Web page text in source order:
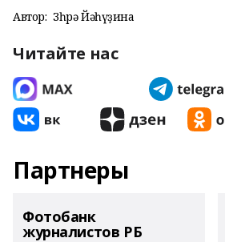
Автор: Зөһрә Йәһүҙина
Читайте нас
Партнеры
Фотобанк
журналистов РБ